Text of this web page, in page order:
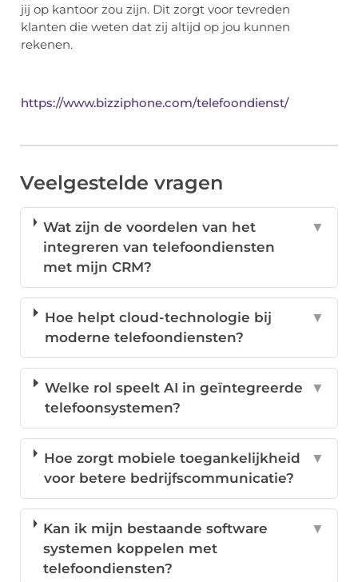
jij op kantoor zou zijn. Dit zorgt voor tevreden
klanten die weten dat zij altijd op jou kunnen
rekenen.
https://www.bizziphone.com/telefoondienst/
Veelgestelde vragen
Wat zijn de voordelen van het
integreren van telefoondiensten
met mijn CRM?
▼
Hoe helpt cloud-technologie bij
moderne telefoondiensten?
▼
Welke rol speelt AI in geïntegreerde
telefoonsystemen?
▼
Hoe zorgt mobiele toegankelijkheid
voor betere bedrijfscommunicatie?
▼
Kan ik mijn bestaande software
systemen koppelen met
telefoondiensten?
▼